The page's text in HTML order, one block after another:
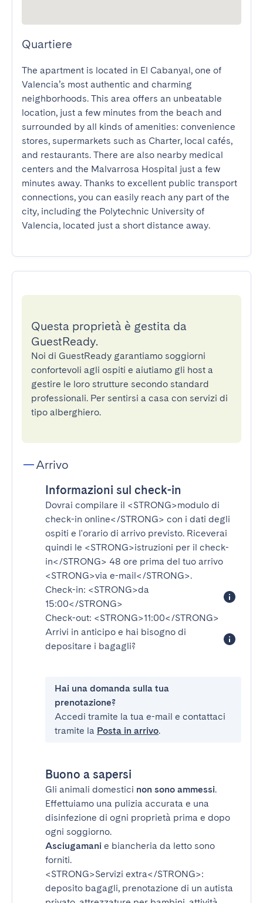
Quartiere
The apartment is located in El Cabanyal, one of
Valencia’s most authentic and charming
neighborhoods. This area offers an unbeatable
location, just a few minutes from the beach and
surrounded by all kinds of amenities: convenience
stores, supermarkets such as Charter, local cafés,
and restaurants. There are also nearby medical
centers and the Malvarrosa Hospital just a few
minutes away. Thanks to excellent public transport
connections, you can easily reach any part of the
city, including the Polytechnic University of
Valencia, located just a short distance away.
Questa proprietà è gestita da
GuestReady.
Noi di GuestReady garantiamo soggiorni
confortevoli agli ospiti e aiutiamo gli host a
gestire le loro strutture secondo standard
professionali. Per sentirsi a casa con servizi di
tipo alberghiero.
Arrivo
Informazioni sul check-in
Dovrai compilare il <STRONG>modulo di
check-in online</STRONG> con i dati degli
ospiti e l'orario di arrivo previsto. Riceverai
quindi le <STRONG>istruzioni per il check-
in</STRONG> 48 ore prima del tuo arrivo
<STRONG>via e-mail</STRONG>.
Check-in: <STRONG>da
15:00</STRONG>
Check-out: <STRONG>11:00</STRONG>
Arrivi in anticipo e hai bisogno di
depositare i bagagli?
Hai una domanda sulla tua
prenotazione?
Accedi tramite la tua e-mail e contattaci
tramite la Posta in arrivo.
Buono a sapersi
Gli animali domestici non sono ammessi.
Effettuiamo una pulizia accurata e una
disinfezione di ogni proprietà prima e dopo
ogni soggiorno.
Asciugamani e biancheria da letto sono
forniti.
<STRONG>Servizi extra</STRONG>:
deposito bagagli, prenotazione di un autista